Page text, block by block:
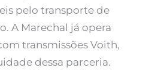
pelo transporte de
A Marechal já opera
transmissões Voith,
dessa parceria.